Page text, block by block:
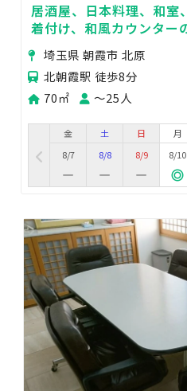
居酒屋、日本料理、和室
着付け、和風カウンター
スタジオ・料理教室など
埼玉県 朝霞市 北原
北朝霞駅 徒歩8分
70㎡
〜25人
金
8/7
土
8/8
日
8/9
月
8/10